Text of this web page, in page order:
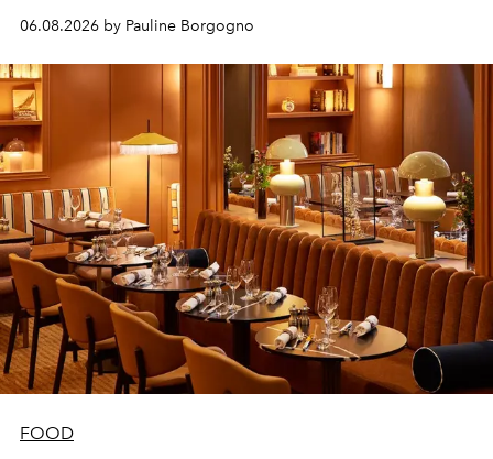
06.08.2026 by Pauline Borgogno
FOOD